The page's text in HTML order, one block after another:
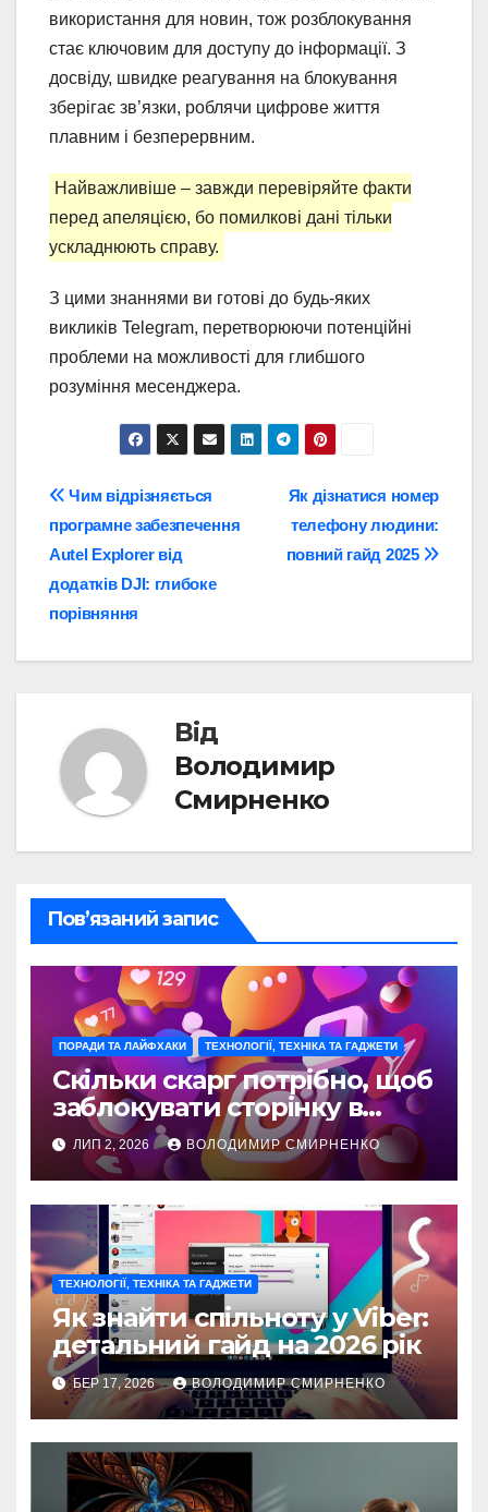
використання для новин, тож розблокування
стає ключовим для доступу до інформації. З
досвіду, швидке реагування на блокування
зберігає зв’язки, роблячи цифрове життя
плавним і безперервним.
Найважливіше – завжди перевіряйте факти
перед апеляцією, бо помилкові дані тільки
ускладнюють справу.
З цими знаннями ви готові до будь-яких
викликів Telegram, перетворюючи потенційні
проблеми на можливості для глибшого
розуміння месенджера.
Навігація
записів
Як дізнатися номер
телефону людини:
повний гайд 2025
Чим відрізняється
програмне забезпечення
Autel Explorer від
додатків DJI: глибоке
порівняння
Від
Володимир
Смирненко
Пов’язаний запис
ПОРАДИ ТА ЛАЙФХАКИ ТЕХНОЛОГІЇ, ТЕХНІКА ТА ГАДЖЕТИ
Скільки скарг потрібно, щоб
заблокувати сторінку в
Instagram
ЛИП 2, 2026 ВОЛОДИМИР СМИРНЕНКО
ТЕХНОЛОГІЇ, ТЕХНІКА ТА ГАДЖЕТИ
Як знайти спільноту у Viber:
детальний гайд на 2026 рік
БЕР 17, 2026 ВОЛОДИМИР СМИРНЕНКО